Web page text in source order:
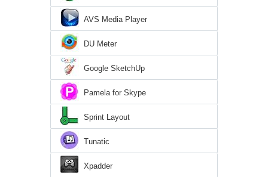
AVS Media Player
DU Meter
Google SketchUp
Pamela for Skype
Sprint Layout
Tunatic
Xpadder